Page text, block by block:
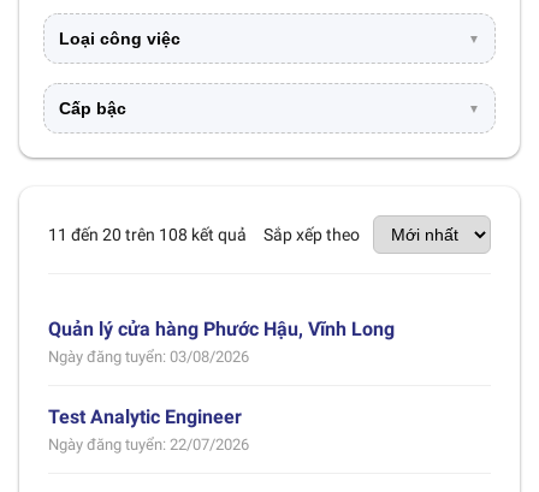
Loại công việc ▼
Cấp bậc ▼
11 đến 20 trên 108 kết quả Sắp xếp theo
Quản lý cửa hàng Phước Hậu, Vĩnh Long
Ngày đăng tuyển: 03/08/2026
Test Analytic Engineer
Ngày đăng tuyển: 22/07/2026